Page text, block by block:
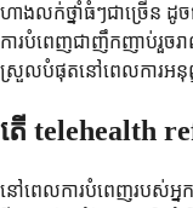
ហាងលក់ថ្នាំធំៗជាច្រើន ដូច
ការបំពេញជាញឹកញាប់រួចរ
ស្រួលបំផុតនៅពេលការអនុ
តើ telehealth
នៅពេលការបំពេញរបស់អ្ន